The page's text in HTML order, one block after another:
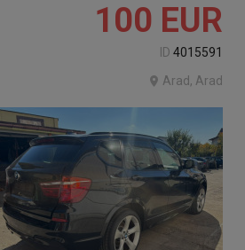
100 EUR
ID 4015591
Arad, Arad